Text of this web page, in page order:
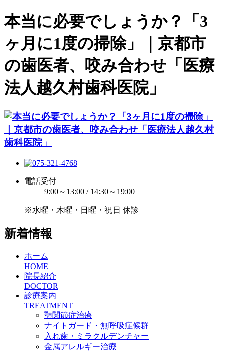
本当に必要でしょうか？「3
ヶ月に1度の掃除」｜京都市
の歯医者、咬み合わせ「医療
法人越久村歯科医院」
電話受付
9:00～13:00 / 14:30～19:00
※水曜・木曜・日曜・祝日 休診
新着情報
ホーム
HOME
院長紹介
DOCTOR
診療案内
TREATMENT
顎関節症治療
ナイトガード・無呼吸症候群
入れ歯・ミラクルデンチャー
金属アレルギー治療